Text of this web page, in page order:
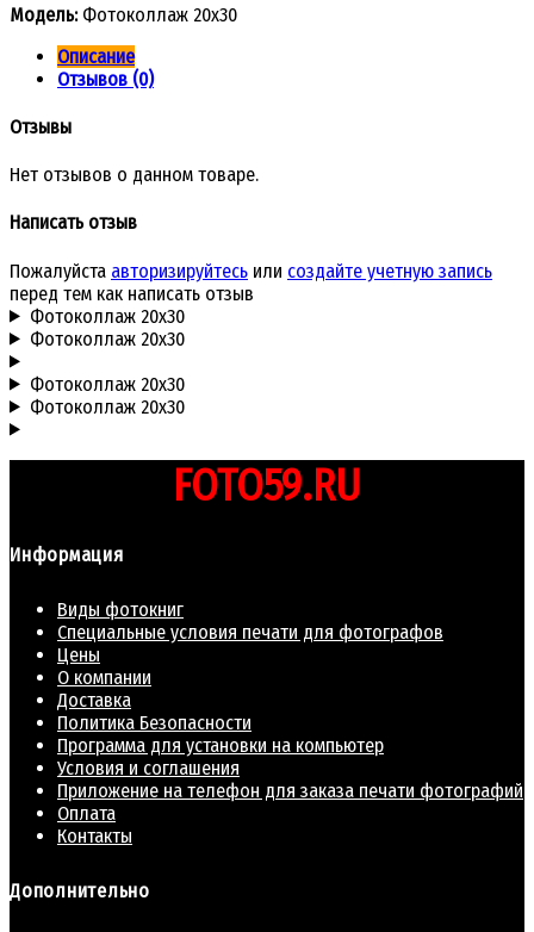
Модель: Фотоколлаж 20x30
Описание
Отзывов (0)
Отзывы
Нет отзывов о данном товаре.
Написать отзыв
Пожалуйста авторизируйтесь или создайте учетную запись
перед тем как написать отзыв
Фотоколлаж 20x30
Фотоколлаж 20x30
Фотоколлаж 20x30
Фотоколлаж 20x30
FOTO59.RU
Информация
Виды фотокниг
Специальные условия печати для фотографов
Цены
О компании
Доставка
Политика Безопасности
Программа для установки на компьютер
Условия и соглашения
Приложение на телефон для заказа печати фотографий
Оплата
Контакты
Дополнительно